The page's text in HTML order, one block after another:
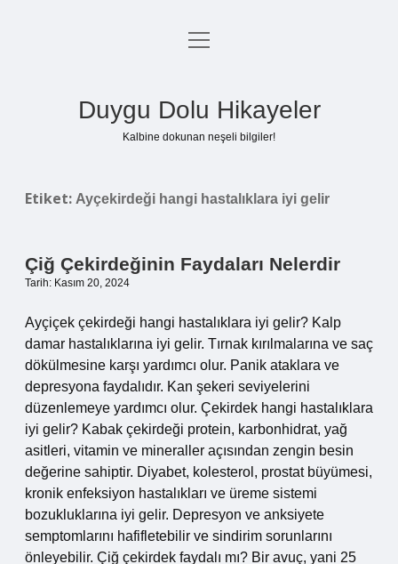
Anasayfa
menüyü
Duygu Dolu Hikayeler
Kalbine dokunan neşeli bilgiler!
Etiket: Ayçekirdeği hangi hastalıklara iyi gelir
Çiğ Çekirdeğinin Faydaları Nelerdir
Tarih: Kasım 20, 2024
Ayçiçek çekirdeği hangi hastalıklara iyi gelir? Kalp
damar hastalıklarına iyi gelir. Tırnak kırılmalarına ve saç
dökülmesine karşı yardımcı olur. Panik ataklara ve
depresyona faydalıdır. Kan şekeri seviyelerini
düzenlemeye yardımcı olur. Çekirdek hangi hastalıklara
iyi gelir? Kabak çekirdeği protein, karbonhidrat, yağ
asitleri, vitamin ve mineraller açısından zengin besin
değerine sahiptir. Diyabet, kolesterol, prostat büyümesi,
kronik enfeksiyon hastalıkları ve üreme sistemi
bozukluklarına iyi gelir. Depresyon ve anksiyete
semptomlarını hafifletebilir ve sindirim sorunlarını
önleyebilir. Çiğ çekirdek faydalı mı? Bir avuç, yani 25